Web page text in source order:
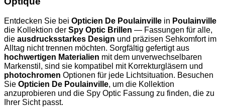
Entdecken Sie bei Opticien De Poulainville in Poulainville
die Kollektion der Spy Optic Brillen — Fassungen für alle,
die ausdrucksstarkes Design und präzisen Sehkomfort im
Alltag nicht trennen möchten. Sorgfältig gefertigt aus
hochwertigen Materialien mit dem unverwechselbaren
Markenstil, sind sie kompatibel mit Korrekturgläsern und
photochromen Optionen für jede Lichtsituation. Besuchen
Sie Opticien De Poulainville, um die Kollektion
anzuprobieren und die Spy Optic Fassung zu finden, die zu
Ihrer Sicht passt.